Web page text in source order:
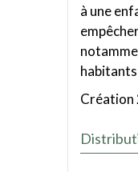
à une
Création